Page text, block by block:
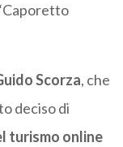
Scorza, che
deciso di
turismo online